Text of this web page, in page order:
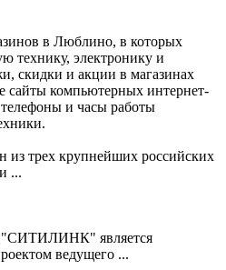
в Люблино, в которых
технику, электронику и
скидки и акции в магазинах
компьютерных интернет-
телефоны и часы работы
трех крупнейших российских
...
"СИТИЛИНК" является
ведущего ...